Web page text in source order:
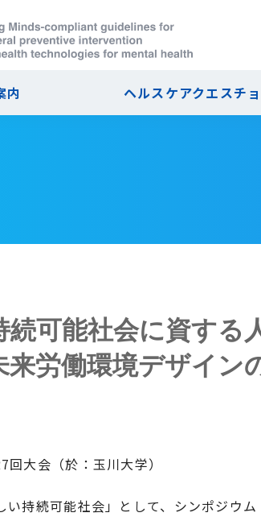
内 ヘルスケアクエスチ
可能社会に資す
労働環境デザイン
大会（於：玉川大学）
持続可能社会」として、シンポジウ